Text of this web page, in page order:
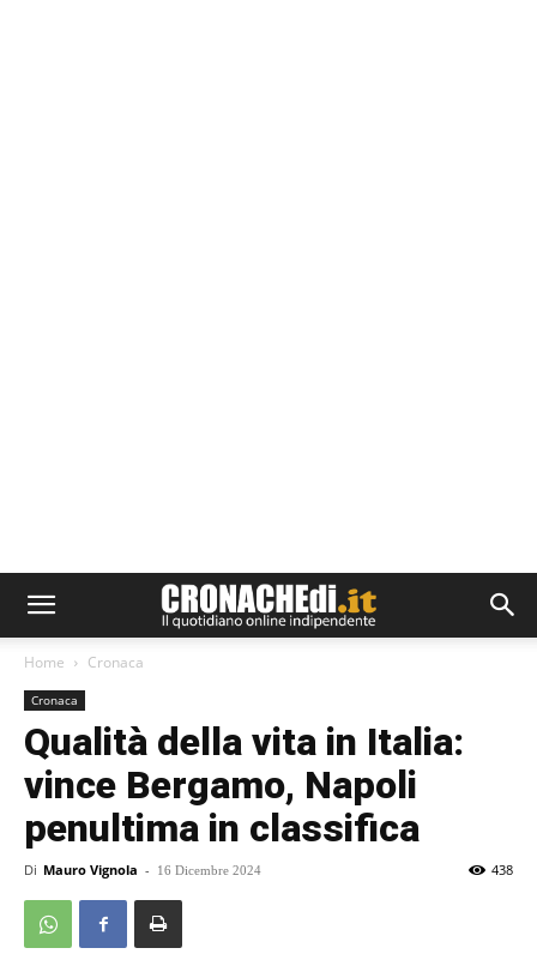
Home Cronaca
Cronaca
Qualità della vita in Italia:
vince Bergamo, Napoli
penultima in classifica
Di Mauro Vignola - 16 Dicembre 2024 438